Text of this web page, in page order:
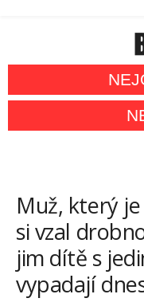
Muž, který
si vzal
jim dítě s
vypadají